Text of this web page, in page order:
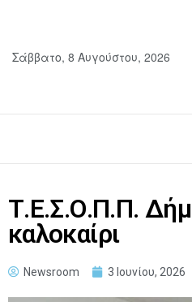
Σάββατο, 8 Αυγούστου, 2026
Τ.Ε.Σ.Ο.Π.Π.
καλοκαίρι
Newsroom 3 Ιουνίου, 2026